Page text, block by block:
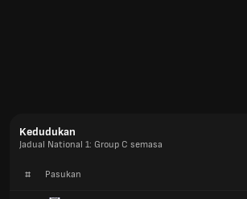
Kedudukan
Jadual National 1: Group C semasa
# Pasukan